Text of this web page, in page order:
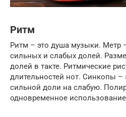
Ритм
Ритм – это душа музыки. Метр
сильных и слабых долей.
долей в такте. Ритмические
длительностей нот. Синкопы –
сильной доли на слабую.
одновременное